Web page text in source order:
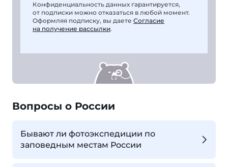
Конфиденциальность данных гарантируется,
от подписки можно отказаться в любой момент.
Оформляя подписку, вы даете Согласие
на получение рассылки.
Вопросы о России
Бывают ли фотоэкспедиции по
заповедным местам России